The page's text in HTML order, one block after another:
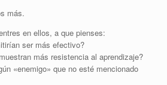
más.
en ellos, a que pienses:
ser más efectivo?
más resistencia al aprendizaje?
«enemigo» que no esté mencionado